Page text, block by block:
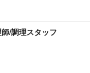
/調理スタッフ